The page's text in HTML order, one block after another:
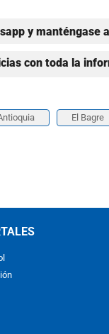
y manténgase
con toda la
El Bagre